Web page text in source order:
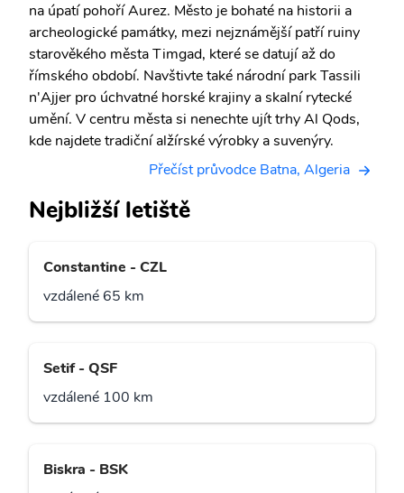
na úpatí pohoří Aurez. Město je bohaté na historii a
archeologické památky, mezi nejznámější patří ruiny
starověkého města Timgad, které se datují až do
římského období. Navštivte také národní park Tassili
n'Ajjer pro úchvatné horské krajiny a skalní rytecké
umění. V centru města si nenechte ujít trhy Al Qods,
kde najdete tradiční alžírské výrobky a suvenýry.
Přečíst průvodce Batna, Algeria
Nejbližší letiště
Constantine - CZL
vzdálené 65 km
Setif - QSF
vzdálené 100 km
Biskra - BSK